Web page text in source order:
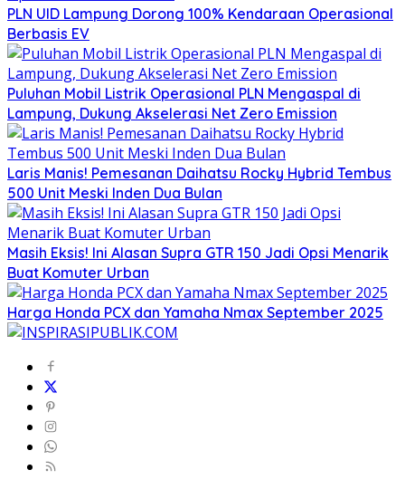
PLN UID Lampung Dorong 100% Kendaraan Operasional
Berbasis EV
Puluhan Mobil Listrik Operasional PLN Mengaspal di
Lampung, Dukung Akselerasi Net Zero Emission
Laris Manis! Pemesanan Daihatsu Rocky Hybrid Tembus
500 Unit Meski Inden Dua Bulan
Masih Eksis! Ini Alasan Supra GTR 150 Jadi Opsi Menarik
Buat Komuter Urban
Harga Honda PCX dan Yamaha Nmax September 2025